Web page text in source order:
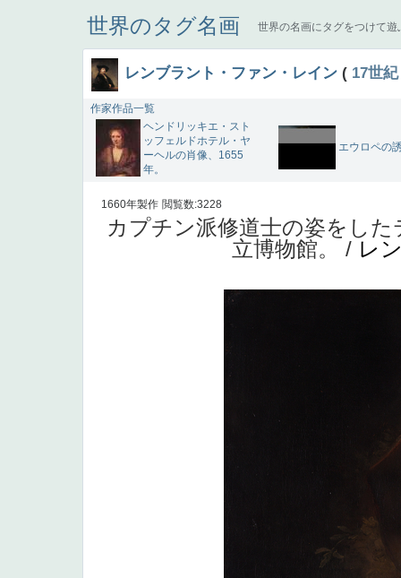
世界のタグ名画 世界の名画にタグをつけて遊
レンブラント・ファン・レイン ( 17世紀
作家作品一覧
ヘンドリッキエ・スト
ッフェルドホテル・ヤ
ーヘルの肖像、1655
年。
エウロペの
1660年製作 閲覧数:3228
カプチン派修道士の姿をし
立博物館。 / レ